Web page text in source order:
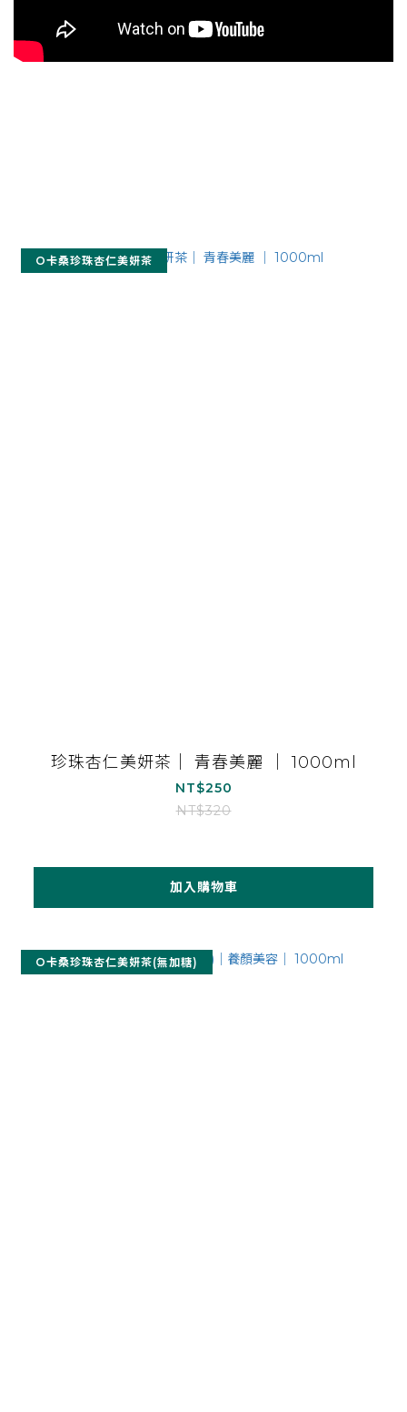
O卡桑珍珠杏仁美妍茶
珍珠杏仁美妍茶｜ 青春美麗 ｜ 1000ml
NT$250
NT$320
加入購物車
O卡桑珍珠杏仁美妍茶(無加糖)